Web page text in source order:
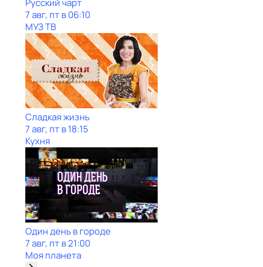
Рycский чарт
7 авг, пт в 06:10
МУЗ ТВ
Сладкая жизнь
7 авг, пт в 18:15
Кухня
Один день в городе
7 авг, пт в 21:00
Моя планета